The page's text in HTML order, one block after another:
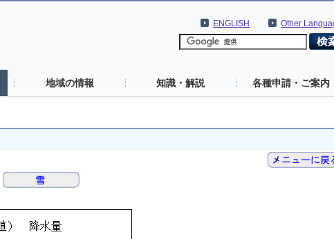
Other
ENGLISH
地域の情報 知識・解説 各種申請・ご案内